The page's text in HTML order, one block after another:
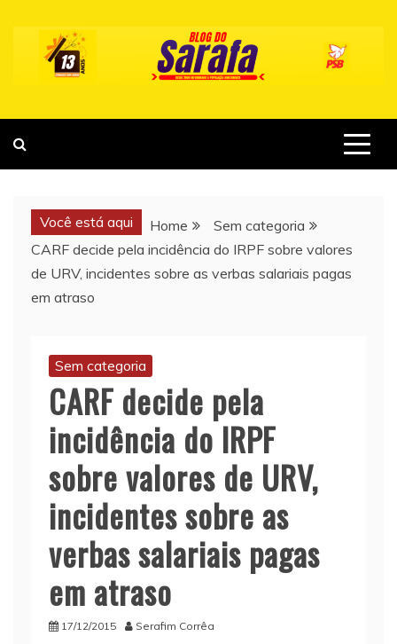
content
Você está aqui Home
Sem categoria
CARF decide pela incidência do IRPF sobre valores
de URV, incidentes sobre as verbas salariais pagas
em atraso
Sem categoria
CARF decide pela
incidência do IRPF
sobre valores de URV,
incidentes sobre as
verbas salariais pagas
em atraso
17/12/2015 Serafim Corrêa